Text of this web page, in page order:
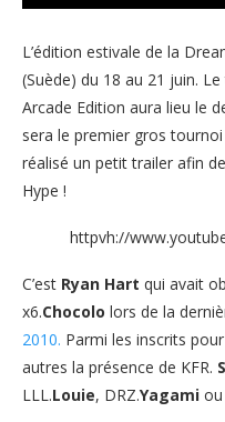
L’édition estivale de la
(Suède) du 18 au 21 juin.
Arcade Edition aura lieu le
sera le premier gros
réalisé un petit trailer afin
Hype !
httpvh://
C’est Ryan Hart qui avait
x6.Chocolo lors de la
2010. Parmi les inscrits
autres la présence de KFR.
LLL.Louie, DRZ.Yagami